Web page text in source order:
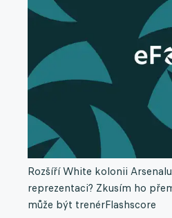
Rozšíří White kolonii
reprezentaci? Zkusím ho
může být trenérFlashscore